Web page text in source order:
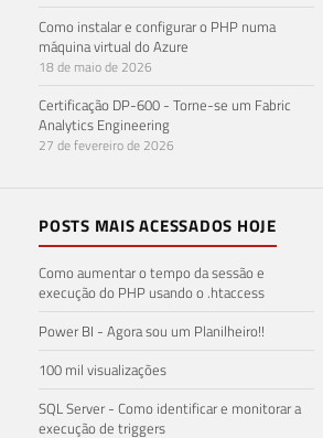
Como instalar e configurar o PHP numa
máquina virtual do Azure
18 de maio de 2026
Certificação DP-600 - Torne-se um Fabric
Analytics Engineering
27 de fevereiro de 2026
POSTS MAIS ACESSADOS HOJE
Como aumentar o tempo da sessão e
execução do PHP usando o .htaccess
Power BI - Agora sou um Planilheiro!!
100 mil visualizações
SQL Server - Como identificar e monitorar a
execução de triggers